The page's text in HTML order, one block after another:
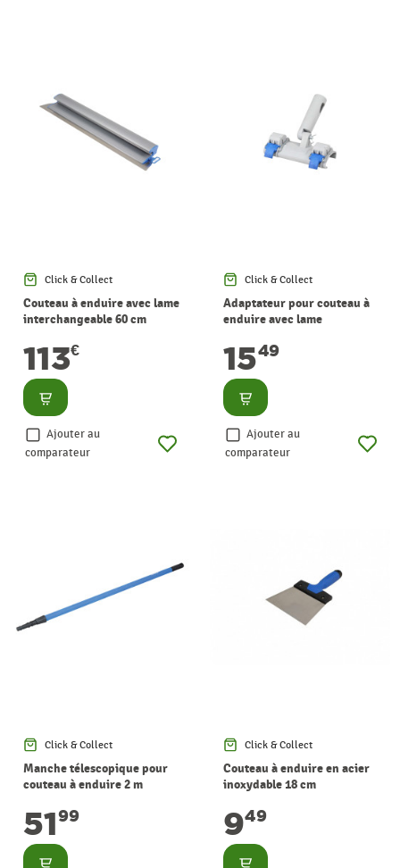
Click & Collect
Couteau à enduire avec lame
interchangeable 60 cm
113€
Consulter
Ajouter au
comparateur
Click & Collect
Adaptateur pour couteau à
enduire avec lame
1549
Consulter
Ajouter au
comparateur
Click & Collect
Manche télescopique pour
couteau à enduire 2 m
5199
Consulter
Click & Collect
Couteau à enduire en acier
inoxydable 18 cm
949
Consulter